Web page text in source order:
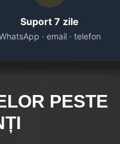
Suport 7 zile
· email · telefon
PESTE